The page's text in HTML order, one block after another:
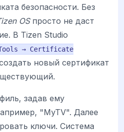
безопасности. Без
OSпросто не даст
В Tizen Studio
→ Certificate
новый сертификат
задав ему
"MyTV". Далее
ключи. Система